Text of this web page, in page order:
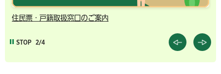
住民票・戸籍取扱窓口のご案内
STOP 2/4